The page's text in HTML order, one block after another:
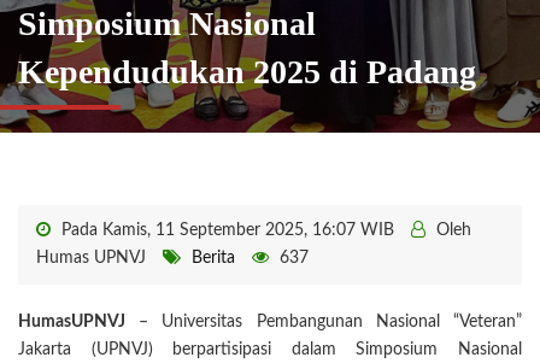
Simposium Nasional
Kependudukan 2025 di Padang
Pada Kamis, 11 September 2025, 16:07 WIB
Oleh
Humas UPNVJ
Berita 637
HumasUPNVJ – Universitas Pembangunan Nasional “Veteran”
Jakarta (UPNVJ) berpartisipasi dalam Simposium Nasional